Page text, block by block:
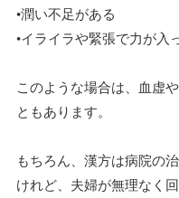
•潤い不足がある
•イライラや緊張で力が入
このような場合は、血虚
ともあります。
もちろん、漢方は病院の
けれど、夫婦が無理なく